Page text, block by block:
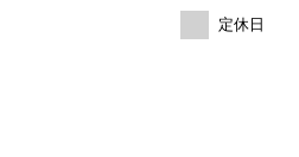
定休日